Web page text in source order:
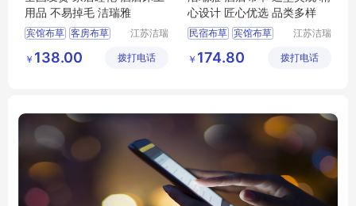
用品 不易掉毛 洁瑞雅
宾馆布草 客房布草
酒店床上用品
江苏洁瑞
有限公司
￥ 138.00 拨打电话
心设计 匠心优选 品类多样
民宿布草 宾馆布草
酒店床上用品
江苏洁瑞
有限公司
￥ 174.80 拨打电话